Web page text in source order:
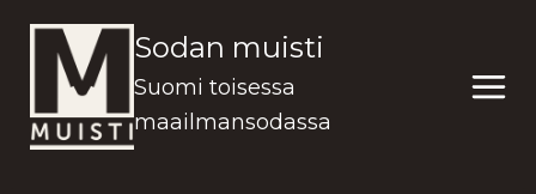
sisältöön
Sodan muisti
Suomi toisessa
maailmansodassa